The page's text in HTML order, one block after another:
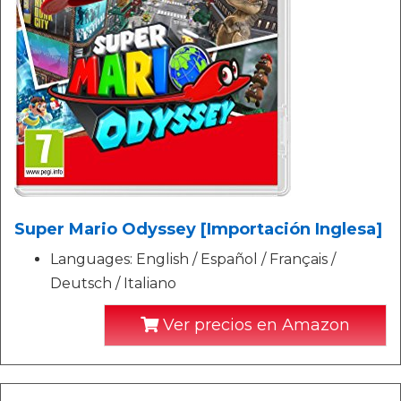
Super Mario Odyssey [Importación Inglesa]
Languages: English / Español / Français /
Deutsch / Italiano
Ver precios en Amazon